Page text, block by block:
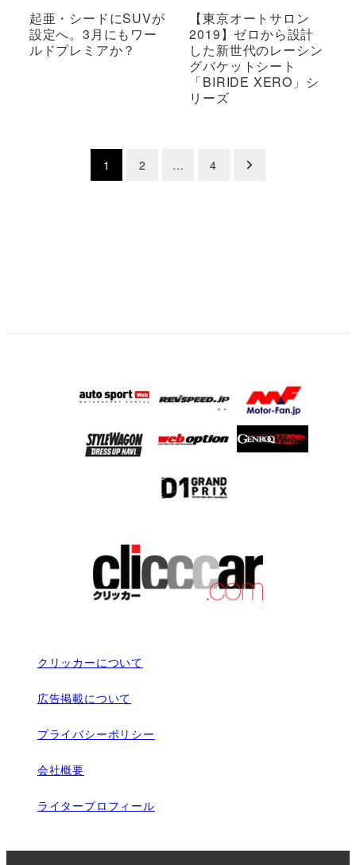
起亜・シードにSUVが
設定へ。3月にもワー
ルドプレミアか？
【東京オートサロン
2019】ゼロから設計
した新世代のレーシン
グバケットシート
「BIRIDE XERO」シ
リーズ
1 2 … 4
クリッカーについて
広告掲載について
プライバシーポリシー
会社概要
ライタープロフィール